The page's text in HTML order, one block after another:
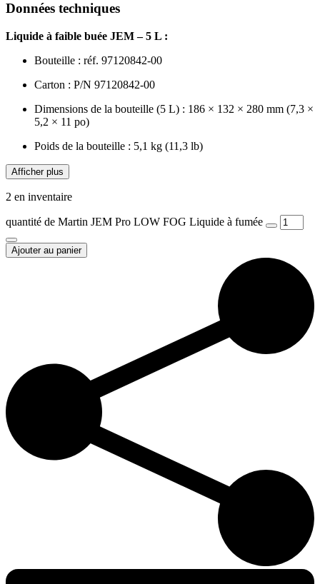
Données techniques
Liquide à faible buée JEM – 5 L :
Bouteille : réf. 97120842-00
Carton : P/N 97120842-00
Dimensions de la bouteille (5 L) : 186 × 132 × 280 mm (7,3 ×
5,2 × 11 po)
Poids de la bouteille : 5,1 kg (11,3 lb)
Afficher plus
2 en inventaire
quantité de Martin JEM Pro LOW FOG Liquide à fumée
Ajouter au panier